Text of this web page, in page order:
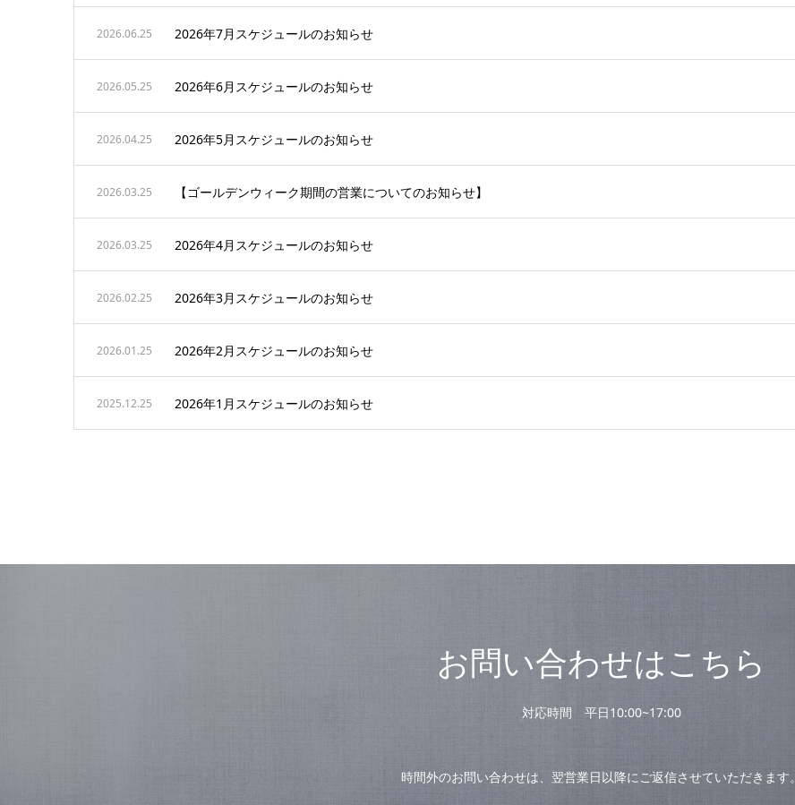
2026.06.25 2026年7月スケジュールのお知らせ
2026.05.25 2026年6月スケジュールのお知らせ
2026.04.25 2026年5月スケジュールのお知らせ
2026.03.25 【ゴールデンウィーク期間の営業についてのお知らせ】
2026.03.25 2026年4月スケジュールのお知らせ
2026.02.25 2026年3月スケジュールのお知らせ
2026.01.25 2026年2月スケジュールのお知らせ
2025.12.25 2026年1月スケジュールのお知らせ
お問い合わせはこちら
対応時間 平日10:00~17:00
時間外のお問い合わせは、翌営業日以降にご返信させていただきます。